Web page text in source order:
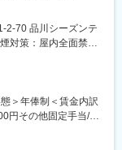
ル組織と対等にコミ
通すと同時に、国
立：国内のアプリケ
、福利厚生も充実。
り、ニーズが増加
ーケティング・サー
ョンです。全社デー
2-70 品川シーズンテ
対策：屋内全面禁煙
ワーク含む）
＞年俸制＜賃金内訳
円その他固定手当/